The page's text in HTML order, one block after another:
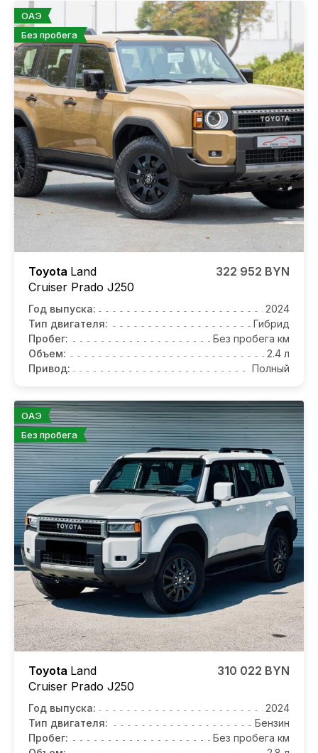
ОАЭ
Без пробега
Toyota Land
Cruiser Prado J250
322 952 BYN
Год выпуска:
2024
Тип двигателя:
Гибрид
Пробег:
Без пробега км
Объем:
2.4 л
Привод:
Полный
ОАЭ
Без пробега
Toyota Land
Cruiser Prado J250
310 022 BYN
Год выпуска:
2024
Тип двигателя:
Бензин
Пробег:
Без пробега км